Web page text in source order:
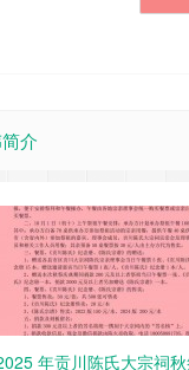
介
年贡川陈氏大宗祠